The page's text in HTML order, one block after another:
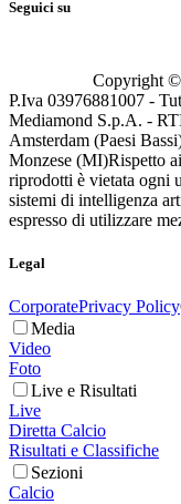
Seguici su
Copyright
P.Iva 03976881007 -
Mediamond S.p.A. -
Amsterdam (Paesi
Monzese (MI)Rispetto
riprodotti è vietata ogni
sistemi di intelligenza
espresso di utilizzare
Legal
CorporatePrivacy Policy
Media
Video
Foto
Live e Risultati
Live
Diretta Calcio
Risultati e Classifiche
Sezioni
Calcio